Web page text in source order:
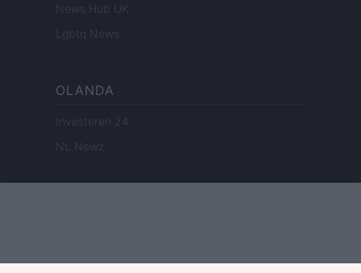
News Hub UK
Lgbtq News
OLANDA
Investeren 24
NL Newz